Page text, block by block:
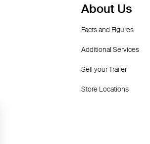
About Us
Facts and Figures
Additional Services
Sell your Trailer
Store Locations